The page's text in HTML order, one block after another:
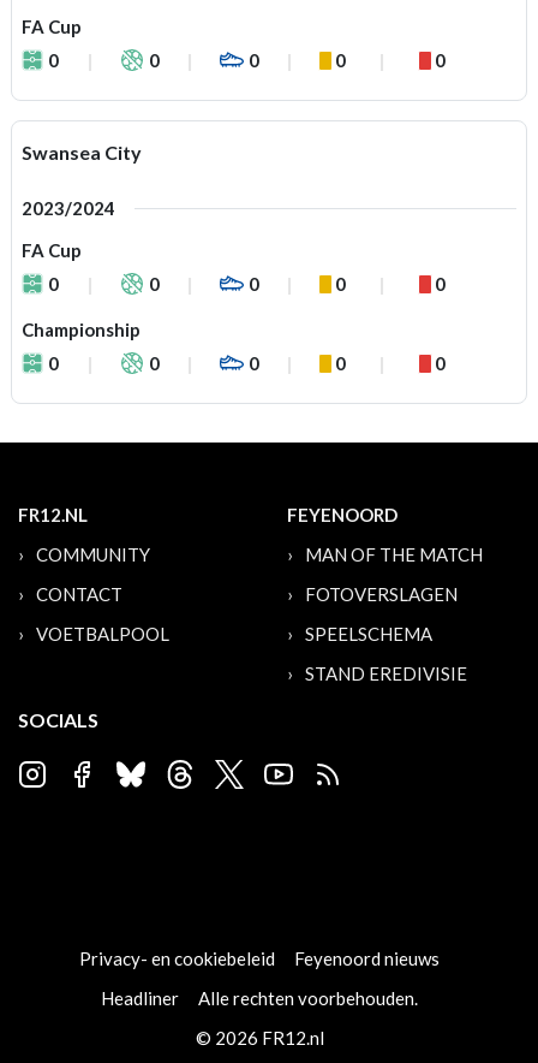
FA Cup
0
0 0 0 0
Swansea City
2023/2024
FA Cup
0
0 0 0 0
Championship
0
0 0 0 0
FR12.NL
COMMUNITY
CONTACT
VOETBALPOOL
FEYENOORD
MAN OF THE MATCH
FOTOVERSLAGEN
SPEELSCHEMA
STAND EREDIVISIE
SOCIALS
Privacy- en cookiebeleid
Feyenoord nieuws
Headliner
Alle rechten voorbehouden.
© 2026 FR12.nl